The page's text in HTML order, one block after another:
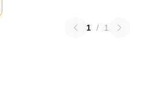
1 / 1